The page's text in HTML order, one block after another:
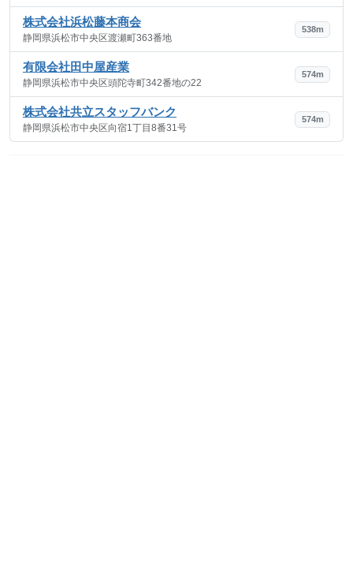
株式会社浜松藤本商会
静岡県浜松市中央区渡瀬町363番地
538m
有限会社田中屋産業
静岡県浜松市中央区頭陀寺町342番地の22
574m
株式会社共立スタッフバンク
静岡県浜松市中央区向宿1丁目8番31号
574m